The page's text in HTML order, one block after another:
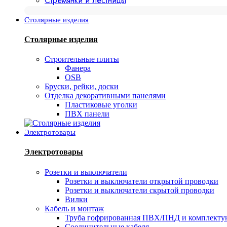
Столярные изделия
Столярные изделия
Строительные плиты
Фанера
OSB
Бруски, рейки, доски
Отделка декоративными панелями
Пластиковые уголки
ПВХ панели
Электротовары
Электротовары
Розетки и выключатели
Розетки и выключатели открытой проводки
Розетки и выключатели скрытой проводки
Вилки
Кабель и монтаж
Труба гофрированная ПВХ/ПНД и